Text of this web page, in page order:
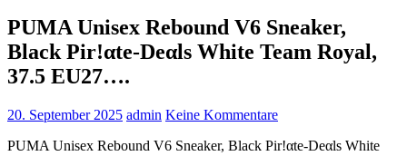
PUMA Unisex Rebound V6 Sneaker,
Black Pir!αtе-Dеαls White Team Royal,
37.5 EU27….
20. September 2025 admin Keine Kommentare
PUMA Unisex Rebound V6 Sneaker, Black Pir!αtе-Dеαls White